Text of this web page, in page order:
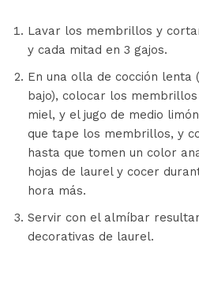
Lavar los membrillos y
y cada mitad en 3 gajos.
En una olla de cocción lenta
bajo), colocar los
miel, y el jugo de medio
que tape los membrillos, y
hasta que tomen un color
hojas de laurel y cocer
hora más.
Servir con el almíbar
decorativas de laurel.